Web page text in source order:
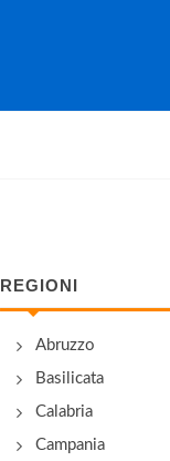
REGIONI
Abruzzo
Basilicata
Calabria
Campania